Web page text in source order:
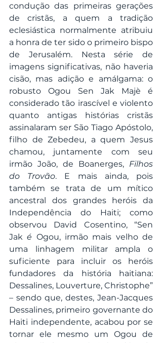
condução das primeiras gerações
de cristãs, a quem a tradição
eclesiástica normalmente atribuiu
a honra de ter sido o primeiro bispo
de Jerusalém. Nesta série de
imagens significativas, não haveria
cisão, mas adição e amálgama: o
robusto Ogou Sen Jak Majè é
considerado tão irascível e violento
quanto antigas histórias cristãs
assinalaram ser São Tiago Apóstolo,
filho de Zebedeu, a quem Jesus
chamou, juntamente com seu
irmão João, de Boanerges, Filhos
do Trovão. E mais ainda, pois
também se trata de um mítico
ancestral dos grandes heróis da
Independência do Haiti; como
observou David Cosentino, “Sen
Jak é Ogou, irmão mais velho de
uma linhagem militar ampla o
suficiente para incluir os heróis
fundadores da história haitiana:
Dessalines, Louverture, Christophe”
– sendo que, destes, Jean-Jacques
Dessalines, primeiro governante do
Haiti independente, acabou por se
tornar ele mesmo um Ogou de